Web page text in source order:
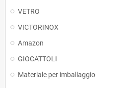
VETRO
VICTORINOX
Amazon
GIOCATTOLI
Materiale per imballaggio